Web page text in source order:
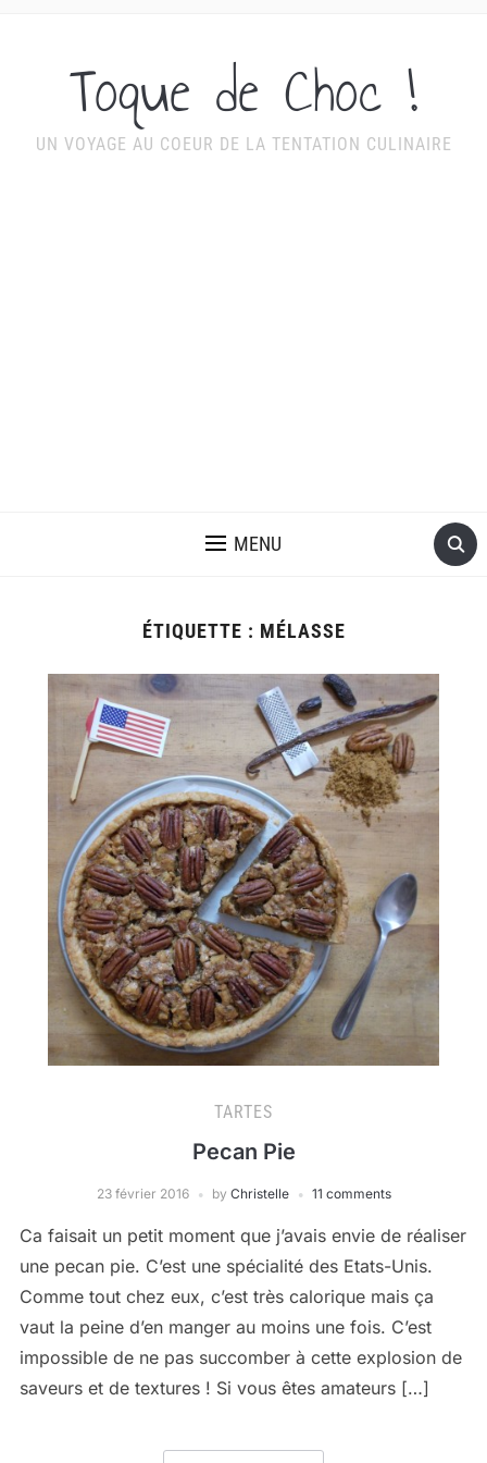
Toque de Choc !
UN VOYAGE AU COEUR DE LA TENTATION CULINAIRE
MENU
ÉTIQUETTE : MÉLASSE
TARTES
Pecan Pie
23 février 2016 by Christelle 11 comments
Ca faisait un petit moment que j’avais envie de réaliser
une pecan pie. C’est une spécialité des Etats-Unis.
Comme tout chez eux, c’est très calorique mais ça
vaut la peine d’en manger au moins une fois. C’est
impossible de ne pas succomber à cette explosion de
saveurs et de textures ! Si vous êtes amateurs […]